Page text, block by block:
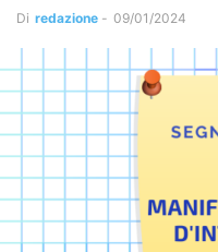
Di redazione - 09/01/2024